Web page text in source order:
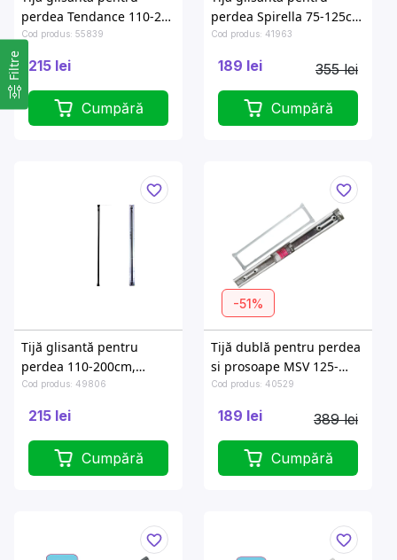
Filtre
perdea Tendance 110-200
cm, inox
Cod produs: 55839
215 lei
Cumpără
perdea Spirella 75-125cm
albă, aluminiu
Cod produs: 41963
189 lei 355 lei
Cumpără
Tijă glisantă pentru
perdea 110-200cm,
neagră, aluminiu
Cod produs: 49806
215 lei
Cumpără
-51%
Tijă dublă pentru perdea
si prosoape MSV 125-
225cm albă, aluminiu
Cod produs: 40529
189 lei 389 lei
Cumpără